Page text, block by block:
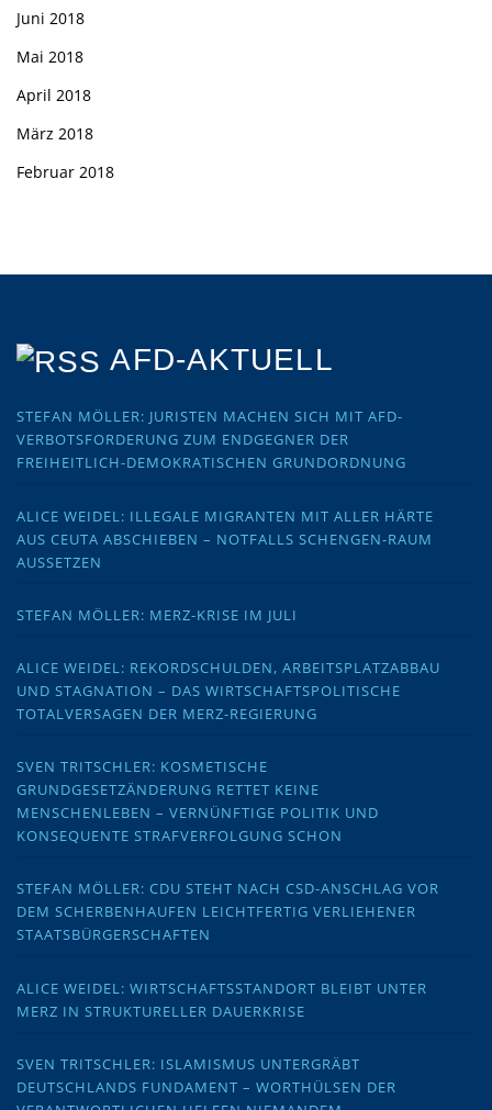
Juni 2018
Mai 2018
April 2018
März 2018
Februar 2018
AFD-AKTUELL
STEFAN MÖLLER: JURISTEN MACHEN SICH MIT AFD-
VERBOTSFORDERUNG ZUM ENDGEGNER DER
FREIHEITLICH-DEMOKRATISCHEN GRUNDORDNUNG
ALICE WEIDEL: ILLEGALE MIGRANTEN MIT ALLER HÄRTE
AUS CEUTA ABSCHIEBEN – NOTFALLS SCHENGEN-RAUM
AUSSETZEN
STEFAN MÖLLER: MERZ-KRISE IM JULI
ALICE WEIDEL: REKORDSCHULDEN, ARBEITSPLATZABBAU
UND STAGNATION – DAS WIRTSCHAFTSPOLITISCHE
TOTALVERSAGEN DER MERZ-REGIERUNG
SVEN TRITSCHLER: KOSMETISCHE
GRUNDGESETZÄNDERUNG RETTET KEINE
MENSCHENLEBEN – VERNÜNFTIGE POLITIK UND
KONSEQUENTE STRAFVERFOLGUNG SCHON
STEFAN MÖLLER: CDU STEHT NACH CSD-ANSCHLAG VOR
DEM SCHERBENHAUFEN LEICHTFERTIG VERLIEHENER
STAATSBÜRGERSCHAFTEN
ALICE WEIDEL: WIRTSCHAFTSSTANDORT BLEIBT UNTER
MERZ IN STRUKTURELLER DAUERKRISE
SVEN TRITSCHLER: ISLAMISMUS UNTERGRÄBT
DEUTSCHLANDS FUNDAMENT – WORTHÜLSEN DER